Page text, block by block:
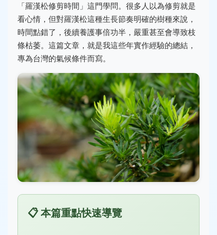
「羅漢松修剪時間」這門學問。很多人以為修剪就是
看心情，但對羅漢松這種生長節奏明確的樹種來說，
時間點錯了，後續養護事倍功半，嚴重甚至會導致枝
條枯萎。這篇文章，就是我這些年實作經驗的總結，
專為台灣的氣候條件而寫。
📋 本篇重點快速導覽